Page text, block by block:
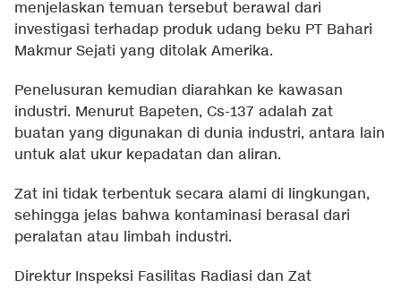
menjelaskan temuan tersebut berawal dari
investigasi terhadap produk udang beku PT Bahari
Makmur Sejati yang ditolak Amerika.
Penelusuran kemudian diarahkan ke kawasan
industri. Menurut Bapeten, Cs-137 adalah zat
buatan yang digunakan di dunia industri, antara lain
untuk alat ukur kepadatan dan aliran.
Zat ini tidak terbentuk secara alami di lingkungan,
sehingga jelas bahwa kontaminasi berasal dari
peralatan atau limbah industri.
Direktur Inspeksi Fasilitas Radiasi dan Zat